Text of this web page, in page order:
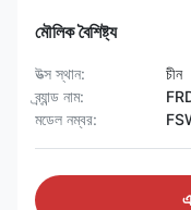
মৌলিক বৈশিষ্ট্য
উত্স স্থান:
চীন
ব্র্যান্ড নাম:
মডেল নম্বর: